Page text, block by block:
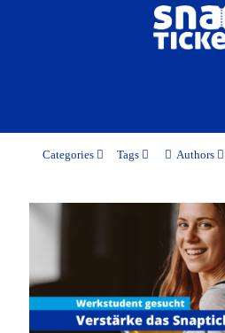
Categories Tags Authors